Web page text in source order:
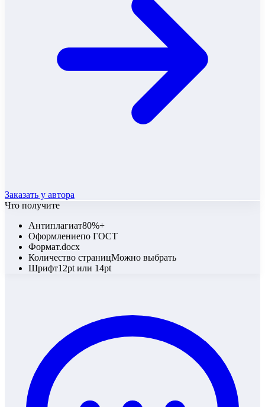
Заказать у автора
Что получите
Антиплагиат80%+
Оформлениепо ГОСТ
Формат.docx
Количество страницМожно выбрать
Шрифт12pt или 14pt